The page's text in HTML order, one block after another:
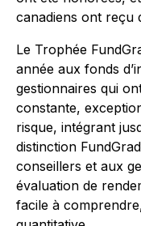
canadiens ont reçu
Le Trophée
année aux fonds
gestionnaires qui
constante,
risque, intégrant
distinction
conseillers et aux
évaluation de
facile à